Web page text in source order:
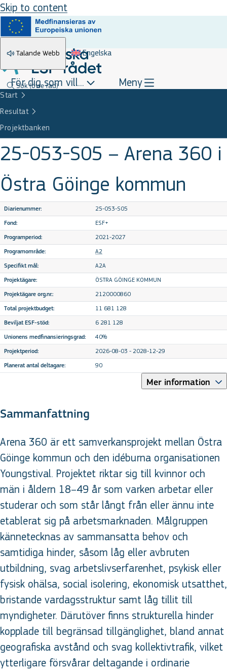
Skip to content
Talande Webb Engelska
Sök(övre rad)
För dig som vill... Meny
Start
Resultat
Projektbanken
25-053-S05 – Arena 360 i
Östra Göinge kommun
Diarienummer: 25-053-S05
Fond: ESF+
Programperiod: 2021-2027
Programområde: A2
Specifikt mål: A2A
Projektägare: ÖSTRA GÖINGE KOMMUN
Projektägare org.nr.: 2120000860
Total projektbudget: 11 681 128
Beviljat ESF-stöd: 6 281 128
Unionens medfinansieringsgrad: 40%
Projektperiod: 2026-08-03 - 2028-12-29
Planerat antal deltagare: 90
Mer information
Sammanfattning
Arena 360 är ett samverkansprojekt mellan Östra
Göinge kommun och den idéburna organisationen
Youngstival. Projektet riktar sig till kvinnor och
män i åldern 18–49 år som varken arbetar eller
studerar och som står långt från eller ännu inte
etablerat sig på arbetsmarknaden. Målgruppen
kännetecknas av sammansatta behov och
samtidiga hinder, såsom låg eller avbruten
utbildning, svag arbetslivserfarenhet, psykisk eller
fysisk ohälsa, social isolering, ekonomisk utsatthet,
bristande vardagsstruktur samt låg tillit till
myndigheter. Därutöver finns strukturella hinder
kopplade till begränsad tillgänglighet, bland annat
geografiska avstånd och svag kollektivtrafik, vilket
ytterligare försvårar deltagande i ordinarie